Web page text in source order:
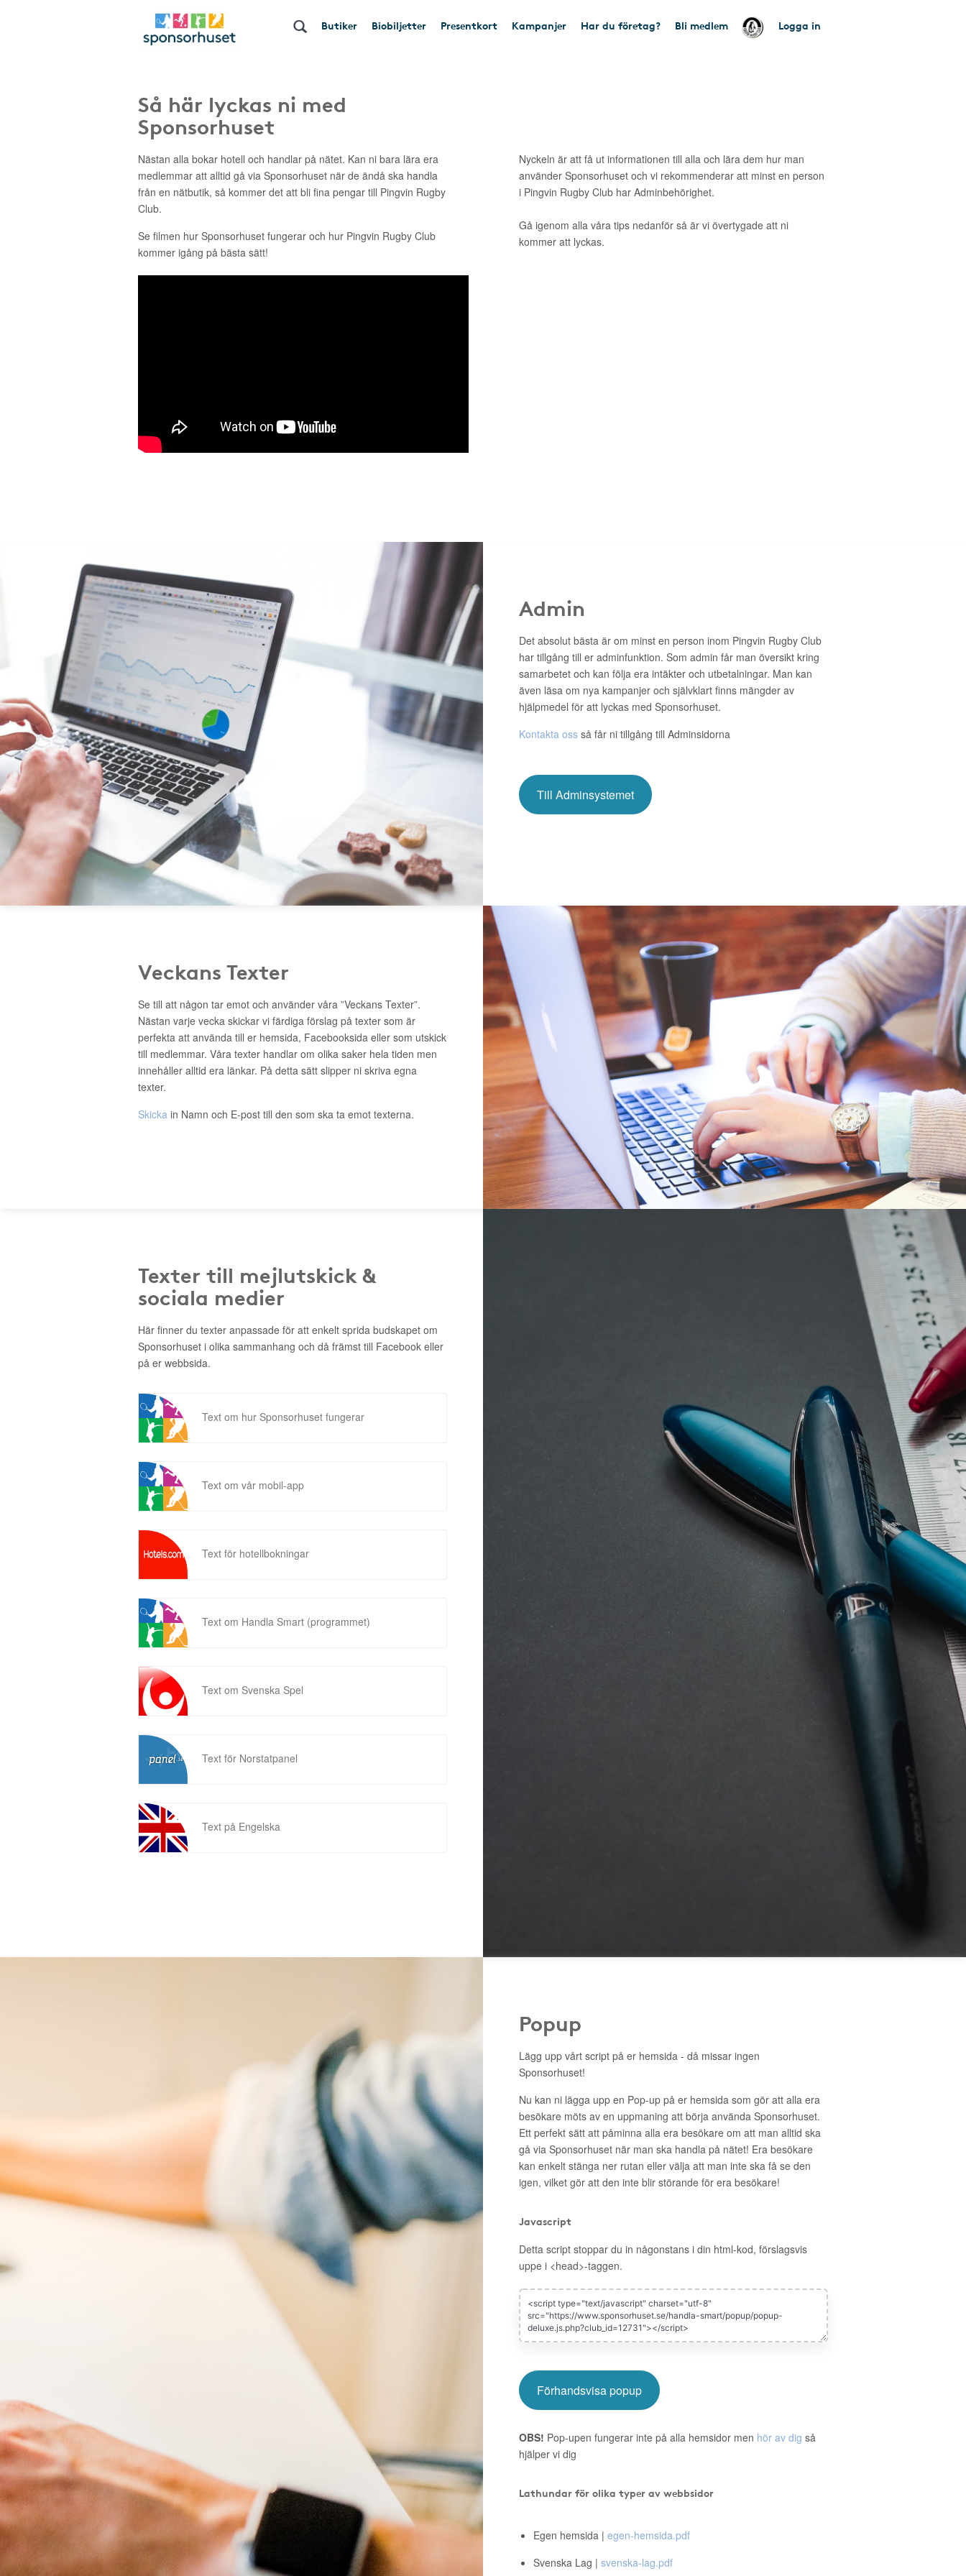
Butiker Biobiljetter Presentkort Kampanjer Har du företag? Bli medlem Logga in
Så här lyckas ni med
Sponsorhuset
Nästan alla bokar hotell och handlar på nätet. Kan ni bara lära era
medlemmar att alltid gå via Sponsorhuset när de ändå ska handla
från en nätbutik, så kommer det att bli fina pengar till Pingvin Rugby
Club.
Se filmen hur Sponsorhuset fungerar och hur Pingvin Rugby Club
kommer igång på bästa sätt!
Nyckeln är att få ut informationen till alla och lära dem hur man
använder Sponsorhuset och vi rekommenderar att minst en person
i Pingvin Rugby Club har Adminbehörighet.
Gå igenom alla våra tips nedanför så är vi övertygade att ni
kommer att lyckas.
Admin
Det absolut bästa är om minst en person inom Pingvin Rugby Club
har tillgång till er adminfunktion. Som admin får man översikt kring
samarbetet och kan följa era intäkter och utbetalningar. Man kan
även läsa om nya kampanjer och självklart finns mängder av
hjälpmedel för att lyckas med Sponsorhuset.
Kontakta oss så får ni tillgång till Adminsidorna
Till Adminsystemet
Veckans Texter
Se till att någon tar emot och använder våra ”Veckans Texter”.
Nästan varje vecka skickar vi färdiga förslag på texter som är
perfekta att använda till er hemsida, Facebooksida eller som utskick
till medlemmar. Våra texter handlar om olika saker hela tiden men
innehåller alltid era länkar. På detta sätt slipper ni skriva egna
texter.
Skicka in Namn och E-post till den som ska ta emot texterna.
Texter till mejlutskick &
sociala medier
Här finner du texter anpassade för att enkelt sprida budskapet om
Sponsorhuset i olika sammanhang och då främst till Facebook eller
på er webbsida.
Text om hur Sponsorhuset fungerar
Text om vår mobil-app
Text för hotellbokningar
Text om Handla Smart (programmet)
Text om Svenska Spel
Text för Norstatpanel
Text på Engelska
Popup
Lägg upp vårt script på er hemsida - då missar ingen
Sponsorhuset!
Nu kan ni lägga upp en Pop-up på er hemsida som gör att alla era
besökare möts av en uppmaning att börja använda Sponsorhuset.
Ett perfekt sätt att påminna alla era besökare om att man alltid ska
gå via Sponsorhuset när man ska handla på nätet! Era besökare
kan enkelt stänga ner rutan eller välja att man inte ska få se den
igen, vilket gör att den inte blir störande för era besökare!
Javascript
Detta script stoppar du in någonstans i din html-kod, förslagsvis
uppe i <head>-taggen.
Förhandsvisa popup
OBS! Pop-upen fungerar inte på alla hemsidor men hör av dig så
hjälper vi dig
Lathundar för olika typer av webbsidor
Egen hemsida | egen-hemsida.pdf
Svenska Lag | svenska-lag.pdf